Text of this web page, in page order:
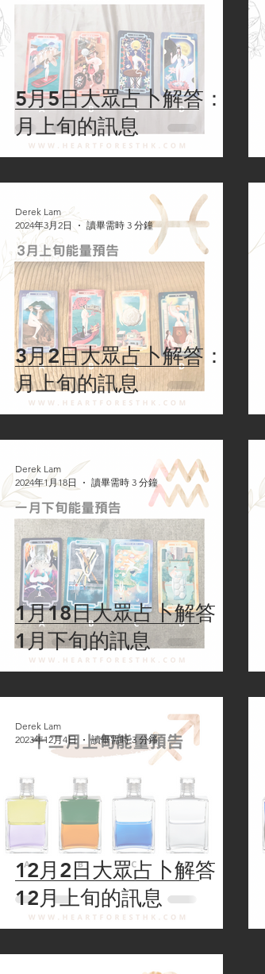
5月5日大眾占卜解答：5
月上旬的訊息
3月2日大眾占卜解答：3
月上旬的訊息
Derek Lam
2024年3月2日
讀畢需時 3 分鐘
1月18日大眾占卜解答：
1月下旬的訊息
Derek Lam
2024年1月18日
讀畢需時 3 分鐘
12月2日大眾占卜解答：
12月上旬的訊息
Derek Lam
2023年12月4日
讀畢需時 3 分鐘